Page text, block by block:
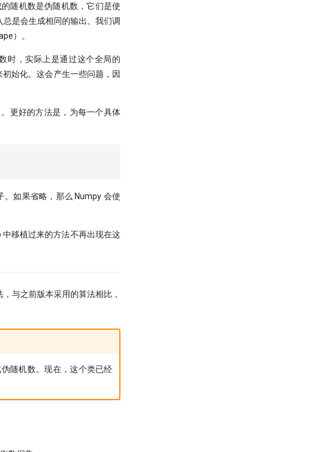
随机数是伪随机数，它们是使
总是会生成相同的输出。我们调
）。
时，实际上是通过这个全局的
初始化。这会产生一些问题，因
更好的方法是，为每一个具体
如果省略，那么 Numpy 会使
移植过来的方法不再出现在这
与之前版本采用的算法相比，
随机数。现在，这个类已经